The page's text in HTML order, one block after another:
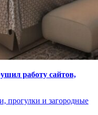
работу сайтов,
прогулки и загородные